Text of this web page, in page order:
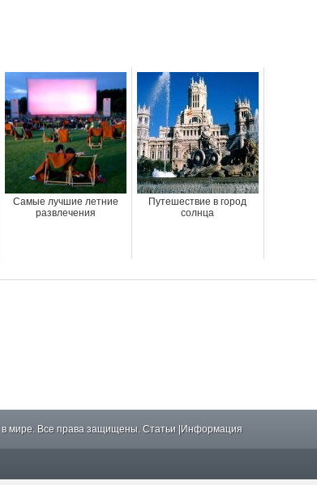
Самые лучшие летние
развлечения
Путешествие в город
солнца
мире. Все права защищены. Статьи |Информация